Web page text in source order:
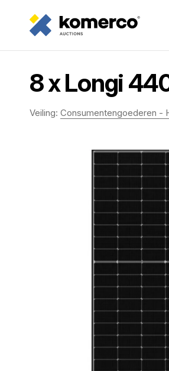
8 x Longi
Veiling: Consumentengoederen -